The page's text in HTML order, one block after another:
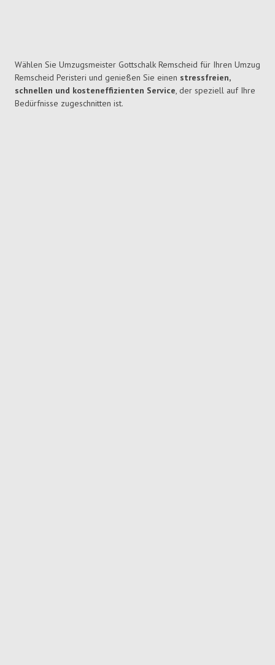
Wählen Sie Umzugsmeister Gottschalk Remscheid für Ihren Umzug
Remscheid Peristeri und genießen Sie einen stressfreien,
schnellen und kosteneffizienten Service, der speziell auf Ihre
Bedürfnisse zugeschnitten ist.